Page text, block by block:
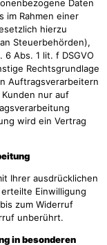
Daten
im Rahmen einer
hierzu
Steuerbehörden),
Abs. 1 lit. f DSGVO
Rechtsgrundlage
Auftragsverarbeitern
nur auf
wird ein Vertrag
Ihrer ausdrücklichen
Einwilligung
zum Widerruf
unberührt.
in besonderen